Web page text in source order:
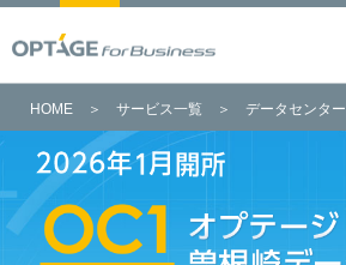
HOME＞ サービス一覧 ＞ データセンター